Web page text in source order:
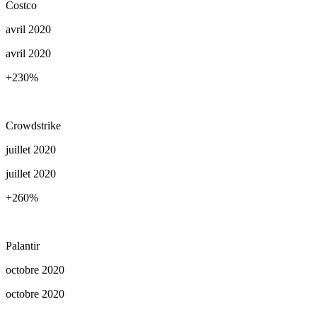
Costco
avril 2020
avril 2020
+230%
Crowdstrike
juillet 2020
juillet 2020
+260%
Palantir
octobre 2020
octobre 2020